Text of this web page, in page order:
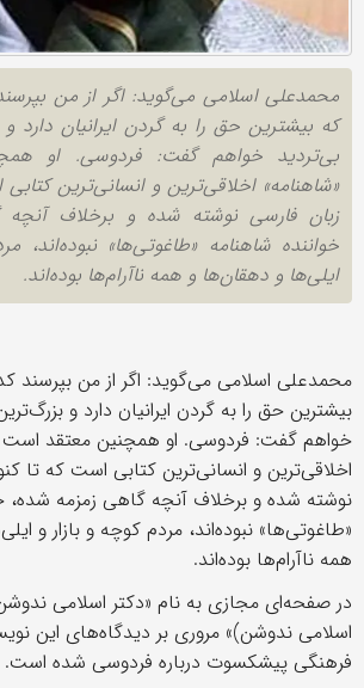
محمدعلی اسلامی می‌گوید: اگر از من
که بیشترین حق را به گردن ایرانیان دارد
بی‌تردید خواهم گفت: فردوسی. او
«شاهنامه» اخلاقی‌ترین و انسانی‌ترین
زبان فارسی نوشته شده و برخلاف آنچه
خواننده شاهنامه «طاغوتی‌ها» نبوده‌اند،
ایلی‌ها و دهقان‌ها و همه ناآرام‌ها بوده‌اند.
محمدعلی اسلامی می‌گوید: اگر از من بپرسند
بیشترین حق را به گردن ایرانیان دارد و
خواهم گفت: فردوسی. او همچنین معتقد است
اخلاقی‌ترین و انسانی‌ترین کتابی است که تا
نوشته شده و برخلاف آنچه گاهی زمزمه شده،
«طاغوتی‌ها» نبوده‌اند، مردم کوچه و بازار و
همه ناآرام‌ها بوده‌اند.
در صفحه‌ای مجازی به نام «دکتر اسلامی
اسلامی ندوشن)» مروری بر دیدگاه‌های این
فرهنگی پیشکسوت درباره فردوسی شده است.